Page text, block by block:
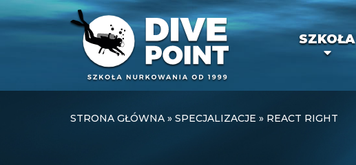
SZKOŁA
STRONA GŁÓWNA » SPECJALIZACJE » REACT RIGHT